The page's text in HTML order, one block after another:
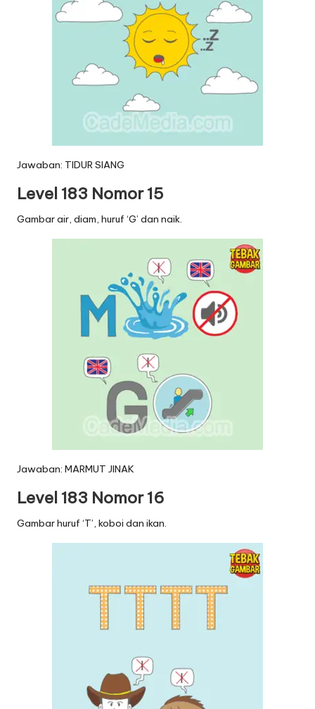
Jawaban: TIDUR SIANG
Level 183 Nomor 15
Gambar air, diam, huruf ‘G’ dan naik.
Jawaban: MARMUT JINAK
Level 183 Nomor 16
Gambar huruf ‘T’, koboi dan ikan.